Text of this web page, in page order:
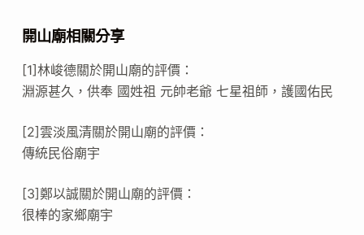
開山廟相關分享
[1]林峻德關於開山廟的評價：
淵源甚久，供奉 國姓祖 元帥老爺 七星祖師，護國佑民
[2]雲淡風清關於開山廟的評價：
傳統民俗廟宇
[3]鄭以誠關於開山廟的評價：
很棒的家鄉廟宇